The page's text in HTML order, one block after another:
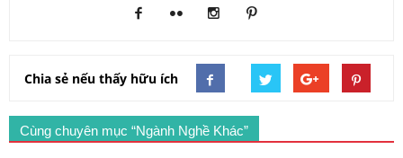
Chia sẻ nếu thấy hữu ích
Cùng chuyên mục “Ngành Nghề Khác”